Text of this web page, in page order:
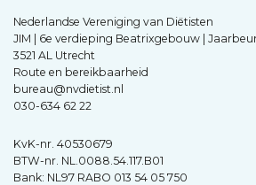
Nederlandse Vereniging van Diëtisten
JIM | 6e verdieping Beatrixgebouw |
3521 AL Utrecht
Route en bereikbaarheid
bureau@nvdietist.nl
030-634 62 22
KvK-nr. 40530679
BTW-nr. NL.0088.54.117.B01
Bank: NL97 RABO 013 54 05 750